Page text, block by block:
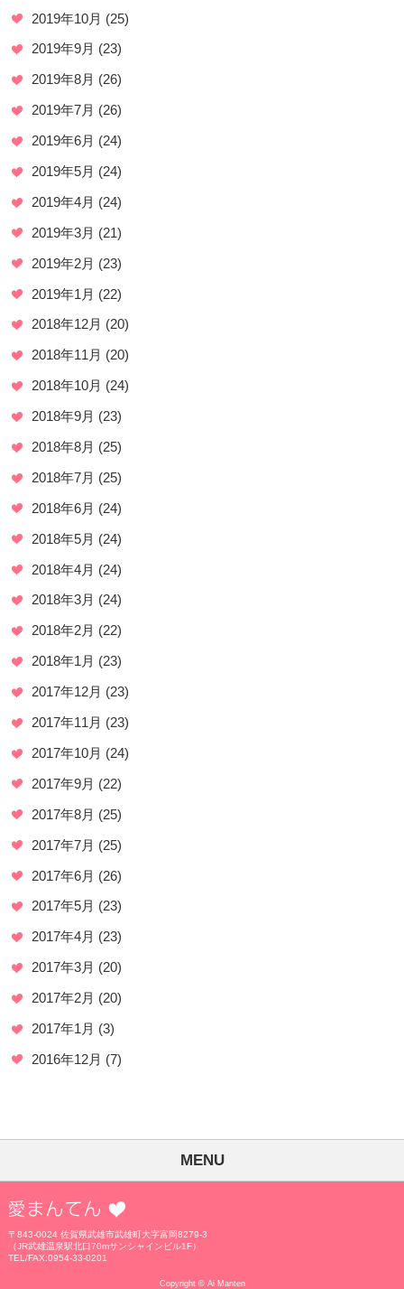
2019年10月 (25)
2019年9月 (23)
2019年8月 (26)
2019年7月 (26)
2019年6月 (24)
2019年5月 (24)
2019年4月 (24)
2019年3月 (21)
2019年2月 (23)
2019年1月 (22)
2018年12月 (20)
2018年11月 (20)
2018年10月 (24)
2018年9月 (23)
2018年8月 (25)
2018年7月 (25)
2018年6月 (24)
2018年5月 (24)
2018年4月 (24)
2018年3月 (24)
2018年2月 (22)
2018年1月 (23)
2017年12月 (23)
2017年11月 (23)
2017年10月 (24)
2017年9月 (22)
2017年8月 (25)
2017年7月 (25)
2017年6月 (26)
2017年5月 (23)
2017年4月 (23)
2017年3月 (20)
2017年2月 (20)
2017年1月 (3)
2016年12月 (7)
MENU
愛まんてん
〒843-0024 佐賀県武雄市武雄町大字富岡8279-3
（JR武雄温泉駅北口70mサンシャインビル1F）
TEL/FAX:0954-33-0201
Copyright © Ai Manten